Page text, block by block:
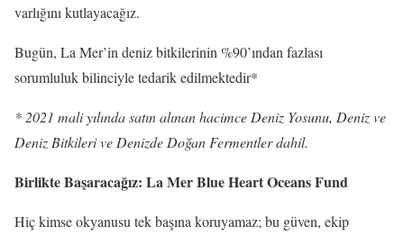
varlığını kutlayacağız.
Bugün, La Mer’in deniz bitkilerinin %90’ından fazlası
sorumluluk bilinciyle tedarik edilmektedir*
* 2021 mali yılında satın alınan hacimce Deniz Yosunu, Deniz ve
Deniz Bitkileri ve Denizde Doğan Fermentler dahil.
Birlikte Başaracağız: La Mer Blue Heart Oceans Fund
Hiç kimse okyanusu tek başına koruyamaz; bu güven, ekip